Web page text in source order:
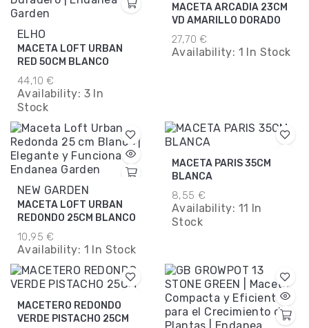
ELHO
MACETA LOFT URBAN
RED 50CM BLANCO
44,10 €
Availability: 3 In
Stock
MACETA ARCADIA 23CM
VD AMARILLO DORADO
27,70 €
Availability: 1 In Stock
NEW GARDEN
MACETA LOFT URBAN
REDONDO 25CM BLANCO
10,95 €
Availability: 1 In Stock
MACETA PARIS 35CM
BLANCA
8,55 €
Availability: 11 In
Stock
MACETERO REDONDO
VERDE PISTACHO 25CM